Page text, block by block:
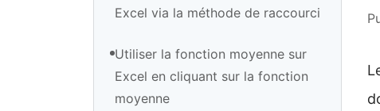
Excel via la méthode de raccourci
Utiliser la fonction moyenne sur
Excel en cliquant sur la fonction
moyenne